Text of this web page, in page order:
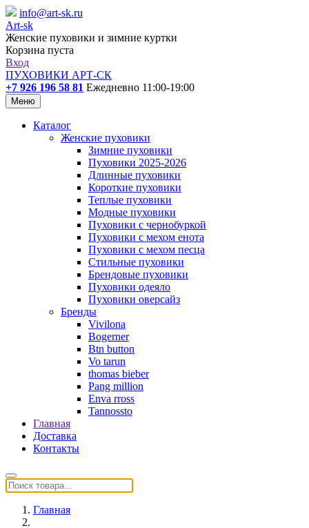
info@art-sk.ru
Art-sk
Женские пуховики и зимние куртки
Корзина пуста
Вход
ПУХОВИКИ АРТ-СК
+7 926 196 58 81 Ежедневно 11:00-19:00
Меню
Каталог
Женские пуховики
Зимние пуховики
Пуховики 2025-2026
Длинные пуховики
Короткие пуховики
Теплые пуховики
Модные пуховики
Пуховики с чернобуркой
Пуховики с мехом енота
Пуховики с мехом песца
Стильные пуховики
Брендовые пуховики
Пуховики одеяло
Пуховики оверсайз
Бренды
Vivilona
Bogerner
Btn button
Vo tarun
thomas bieber
Pang million
Enva rross
Tannossto
Главная
Доставка
Контакты
Главная